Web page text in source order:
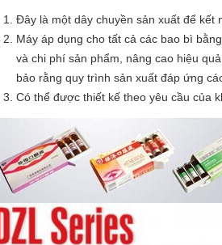
Đây là một dây chuyền sản xuất để kết
Máy áp dụng cho tất cả các bao bì
và chi phí sản phẩm, nâng cao hiệu
bảo rằng quy trình sản xuất đáp ứng
Có thể được thiết kế theo yêu cầu của